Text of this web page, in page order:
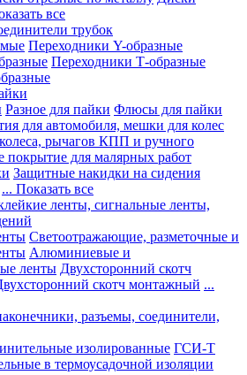
все
трубок
Переходники Y-образные
Переходники Т-образные
Разное для пайки Флюсы для пайки
для автомобиля, мешки для колес
рычагов КПП и ручного
покрытие для малярных работ
Защитные накидки на сидения
... Показать все
ленты, сигнальные ленты,
Светоотражающие, разметочные и
Алюминиевые и
ленты Двухсторонний скотч
скотч монтажный ...
разъемы, соединители,
изолированные ГСИ-Т
в термоусадочной изоляции